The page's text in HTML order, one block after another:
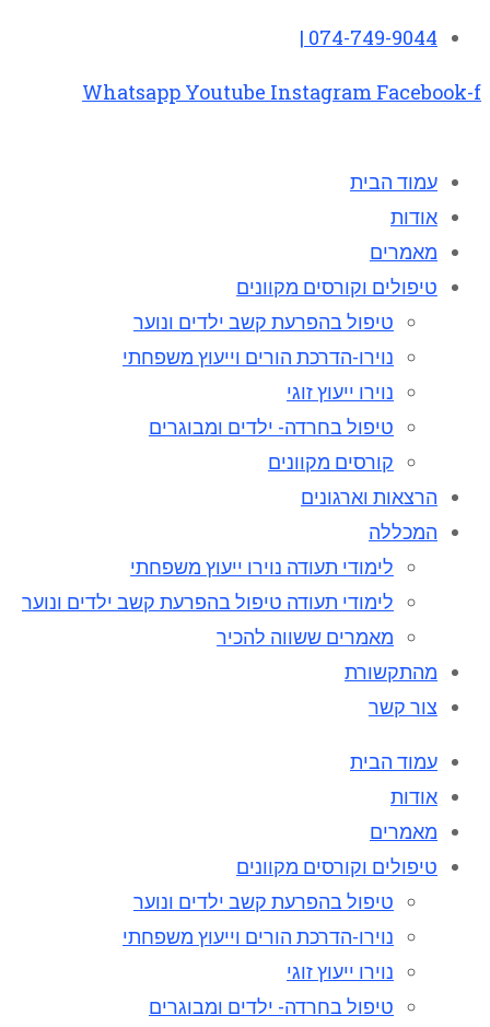
074-749-9044 |
Whatsapp Youtube Instagram Facebook-f
עמוד הבית
אודות
מאמרים
טיפולים וקורסים מקוונים
טיפול בהפרעת קשב ילדים ונוער
נוירו-הדרכת הורים וייעוץ משפחתי
נוירו ייעוץ זוגי
טיפול בחרדה- ילדים ומבוגרים
קורסים מקוונים
הרצאות וארגונים
המכללה
לימודי תעודה נוירו ייעוץ משפחתי
לימודי תעודה טיפול בהפרעת קשב ילדים ונוער
מאמרים ששווה להכיר
מהתקשורת
צור קשר
עמוד הבית
אודות
מאמרים
טיפולים וקורסים מקוונים
טיפול בהפרעת קשב ילדים ונוער
נוירו-הדרכת הורים וייעוץ משפחתי
נוירו ייעוץ זוגי
טיפול בחרדה- ילדים ומבוגרים